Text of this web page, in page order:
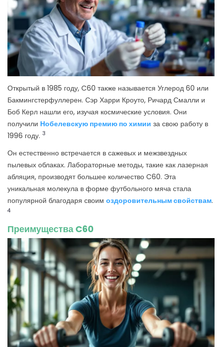
Открытый в 1985 году, C60 также называется Углерод 60 или
Бакмингстерфуллерен. Сэр Харри Кроуто, Ричард Смалли и
Боб Керл нашли его, изучая космические условия. Они
получили Нобелевскую премию по химии за свою работу в
1996 году. 3
Он естественно встречается в сажевых и межзвездных
пылевых облаках. Лабораторные методы, такие как лазерная
абляция, производят большее количество C60. Эта
уникальная молекула в форме футбольного мяча стала
популярной благодаря своим оздоровительным свойствам.
4
Преимущества C60